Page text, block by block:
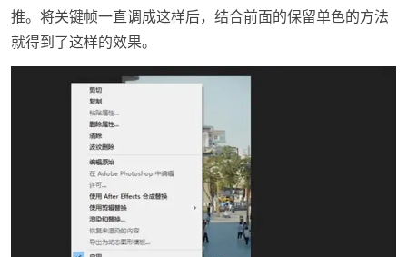
推。将关键帧一直调成这样后，结合前面的保留单色的方法
就得到了这样的效果。